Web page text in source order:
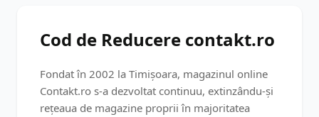
Cod de Reducere contakt.ro
Fondat în 2002 la Timișoara, magazinul online
Contakt.ro s-a dezvoltat continuu, extinzându-și
rețeaua de magazine proprii în majoritatea